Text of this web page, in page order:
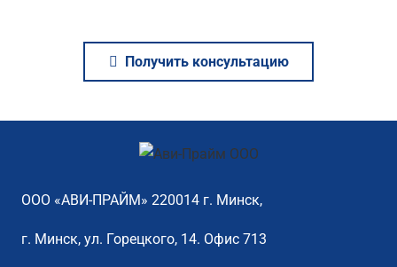
Получить консультацию
ООО «АВИ-ПРАЙМ» 220014 г. Минск,
г. Минск, ул. Горецкого, 14. Офис 713